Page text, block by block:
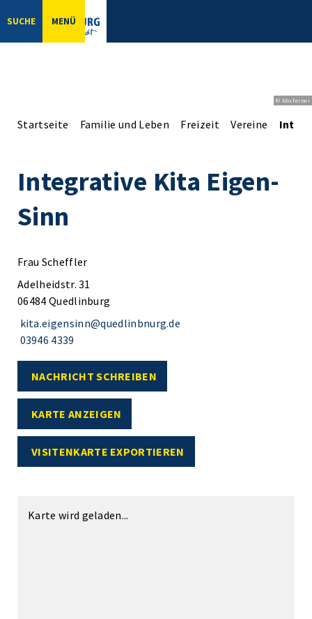
SUCHE MENÜ
© bbsferrari
Startseite Familie und Leben Freizeit Vereine
Integrative Kita Eigen-
Sinn
Frau Scheffler
Adelheidstr. 31
06484 Quedlinburg
kita.eigensinn@quedlinbnurg.de
03946 4339
NACHRICHT SCHREIBEN
KARTE ANZEIGEN
VISITENKARTE EXPORTIEREN
Karte wird geladen...